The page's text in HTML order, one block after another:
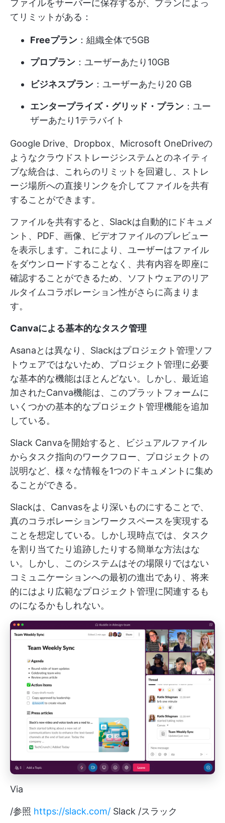
ファイルをサーバーに保存するが、プランによっ
てリミットがある：
Freeプラン ：組織全体で5GB
プロプラン ：ユーザーあたり10GB
ビジネスプラン ：ユーザーあたり20 GB
エンタープライズ・グリッド・プラン ：ユー
ザーあたり1テラバイト
Google Drive、Dropbox、Microsoft OneDriveの
ようなクラウドストレージシステムとのネイティ
ブな統合は、これらのリミットを回避し、ストレ
ージ場所への直接リンクを介してファイルを共有
することができます。
ファイルを共有すると、Slackは自動的にドキュメ
ント、PDF、画像、ビデオファイルのプレビュー
を表示します。これにより、ユーザーはファイル
をダウンロードすることなく、共有内容を即座に
確認することができるため、ソフトウェアのリア
ルタイムコラボレーション性がさらに高まりま
す。
Canvaによる基本的なタスク管理
Asanaとは異なり、Slackはプロジェクト管理ソフ
トウェアではないため、プロジェクト管理に必要
な基本的な機能はほとんどない。しかし、最近追
加されたCanva機能は、このプラットフォームに
いくつかの基本的なプロジェクト管理機能を追加
している。
Slack Canvaを開始すると、ビジュアルファイル
からタスク指向のワークフロー、プロジェクトの
説明など、様々な情報を1つのドキュメントに集め
ることができる。
Slackは、Canvasをより深いものにすることで、
真のコラボレーションワークスペースを実現する
ことを想定している。しかし現時点では、タスク
を割り当てたり追跡したりする簡単な方法はな
い。しかし、このシステムはその場限りではない
コミュニケーションへの最初の進出であり、将来
的にはより広範なプロジェクト管理に関連するも
のになるかもしれない。
Via
/参照 https://slack.com/ Slack /スラック